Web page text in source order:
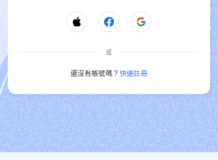
或
還沒有帳號嗎？ 快速註冊